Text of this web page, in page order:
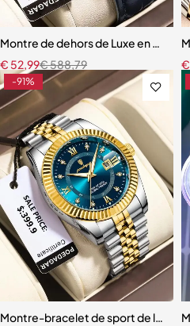
Montre de dehors de Luxe en Cuir
€588,79
€ 52,99 €
-91%
Montre-bracelet de sport de luxe